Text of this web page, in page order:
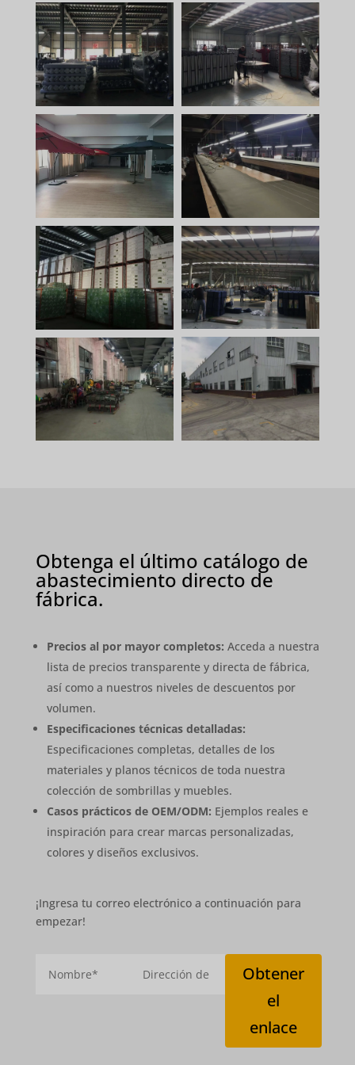
Obtenga el último catálogo de
abastecimiento directo de
fábrica.
Precios al por mayor completos: Acceda a nuestra
lista de precios transparente y directa de fábrica,
así como a nuestros niveles de descuentos por
volumen.
Especificaciones técnicas detalladas:
Especificaciones completas, detalles de los
materiales y planos técnicos de toda nuestra
colección de sombrillas y muebles.
Casos prácticos de OEM/ODM: Ejemplos reales e
inspiración para crear marcas personalizadas,
colores y diseños exclusivos.
¡Ingresa tu correo electrónico a continuación para
empezar!
Obtener
el
enlace